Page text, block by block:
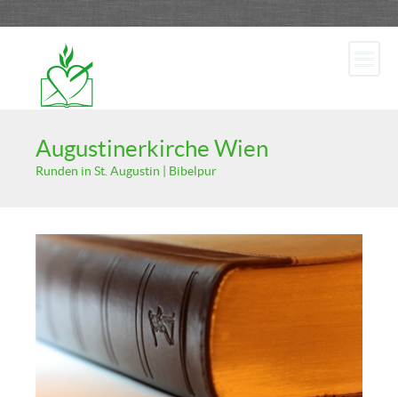
Augustinerkirche Wien
Runden in St. Augustin | Bibelpur